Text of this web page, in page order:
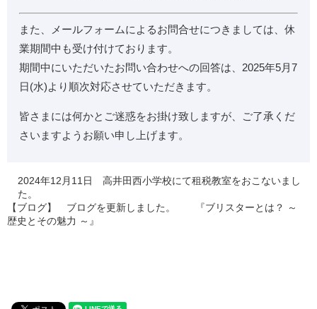
また、メールフォームによるお問合せにつきましては、休
業期間中も受け付けております。
期間中にいただいたお問い合わせへの回答は、2025年5月7
日(水)より順次対応させていただきます。
皆さまには何かとご迷惑をお掛け致しますが、ご了承くだ
さいますようお願い申し上げます。
2024年12月11日 高井田西小学校にて租税教室をおこないまし
た。
【ブログ】 ブログを更新しました。 『ブリスターとは？ ～
歴史とその魅力 ～』